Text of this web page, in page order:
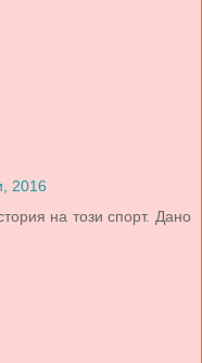
2016
на този спорт. Дано